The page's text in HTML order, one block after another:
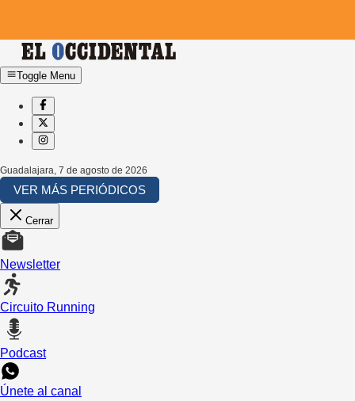
Toggle Menu
Guadalajara, 7 de agosto de 2026
VER MÁS PERIÓDICOS
Cerrar
Newsletter
Circuito Running
Podcast
Únete al canal